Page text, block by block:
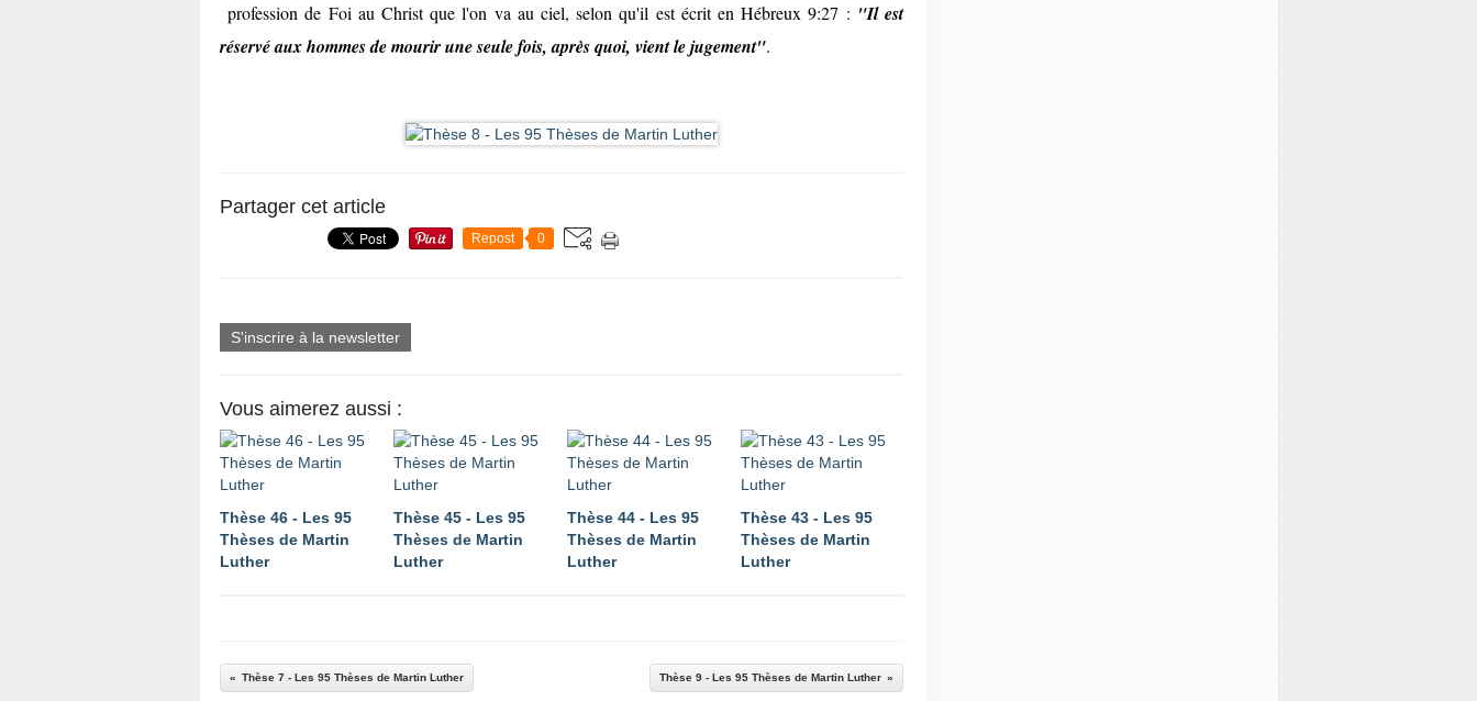
profession de Foi au Christ que l'on va au ciel, selon qu'il est écrit en Hébreux 9:27 : "Il est
réservé aux hommes de mourir une seule fois, après quoi, vient le jugement".
Partager cet article
Repost 0
S'inscrire à la newsletter
Vous aimerez aussi :
Thèse 46 - Les 95
Thèses de Martin
Luther
Thèse 45 - Les 95
Thèses de Martin
Luther
Thèse 44 - Les 95
Thèses de Martin
Luther
Thèse 43 - Les 95
Thèses de Martin
Luther
Thèse 7 - Les 95 Thèses de Martin Luther Thèse 9 - Les 95 Thèses de Martin Luther